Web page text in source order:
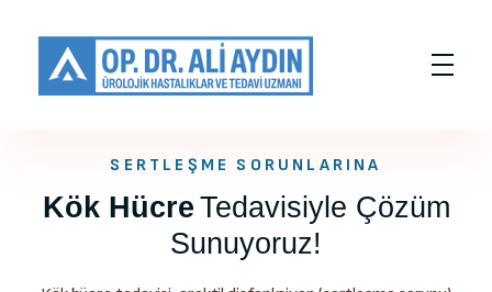
SERTLEŞME SORUNLARINA
Kök Hücre Tedavisiyle Çözüm
Sunuyoruz!